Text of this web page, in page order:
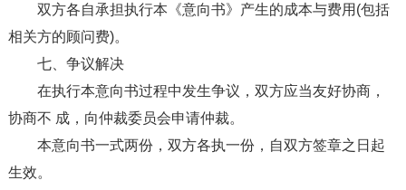
双方各自承担执行本《意向书》产生的成本与费用(包括
相关方的顾问费)。
七、争议解决
在执行本意向书过程中发生争议，双方应当友好协商，
协商不 成，向仲裁委员会申请仲裁。
本意向书一式两份，双方各执一份，自双方签章之日起
生效。